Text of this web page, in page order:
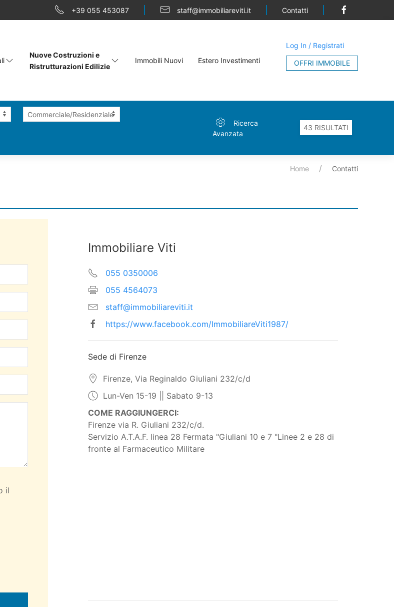
+39 055 453087 staff@immobiliareviti.it Contatti
Nuove Costruzioni e
Ristrutturazioni Edilizie
Immobili Nuovi Estero Investimenti
Log In / Registrati
OFFRI IMMOBILE
Ricerca
Avanzata
Home Contatti
il
Immobiliare Viti
055 0350006
055 4564073
staff@immobiliareviti.it
https://www.facebook.com/ImmobiliareViti1987/
Sede di Firenze
Firenze, Via Reginaldo Giuliani 232/c/d
Lun-Ven 15-19 || Sabato 9-13
COME RAGGIUNGERCI:
Firenze via R. Giuliani 232/c/d.
Servizio A.T.A.F. linea 28 Fermata "Giuliani 10 e 7 "Linee 2 e 28 di
fronte al Farmaceutico Militare